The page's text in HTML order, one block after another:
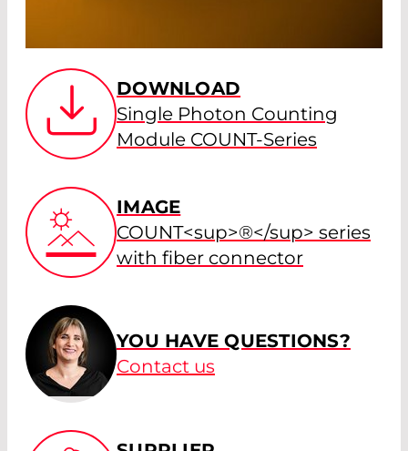
DOWNLOAD
Single Photon Counting
Module COUNT-Series
IMAGE
COUNT<sup>®</sup> series
with fiber connector
YOU HAVE QUESTIONS?
Contact us